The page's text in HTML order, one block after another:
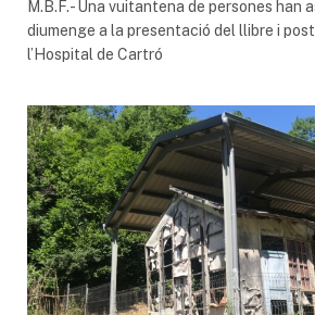
M.B.F.- Una vuitantena de persones han
diumenge a la presentació del llibre i
l’Hospital de Cartró